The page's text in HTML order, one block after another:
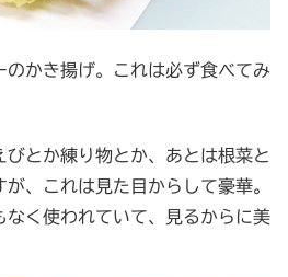
のかき揚げ。これは必ず食べてみ
びとか練り物とか、あとは根菜と
、これは見た目からして豪華。
なく使われていて、見るからに美